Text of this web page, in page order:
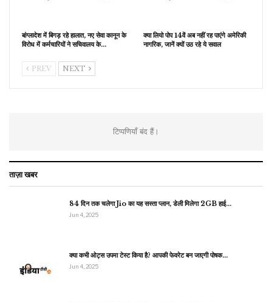
बांग्लादेश में बिगड़ रहे हालात, नए सेवा कानून के
विरोध में कर्मचारियों ने सचिवालय के…
क्या लियो पोप 14वें अब नहीं रह पाएंगे अमेरिकी
नागरिक, जानें क्यों उठ रहे ये सवाल
PREV NEXT
टिप्पणियाँ बंद हैं।
ताज़ा खबर
84 दिन तक चलेगा Jio का यह सस्ता प्लान, डेली मिलेगा 2GB हाई…
Jun 4, 2025
क्या कभी ओट्स उपमा टेस्ट किया है? आपकी फेवरेट बन जाएगी पोषक…
Jun 4, 2025